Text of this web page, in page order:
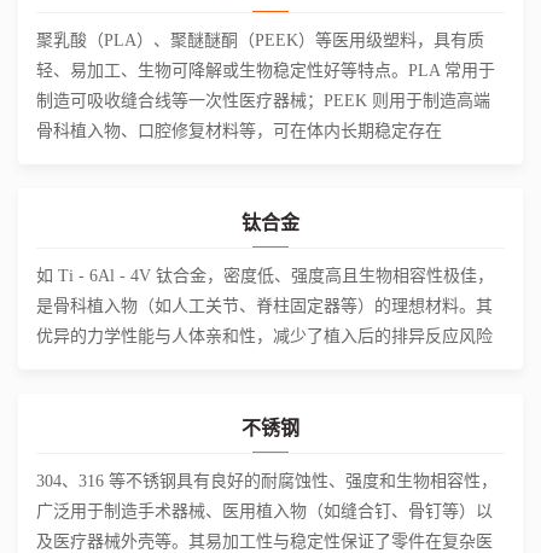
聚乳酸（PLA）、聚醚醚酮（PEEK）等医用级塑料，具有质
轻、易加工、生物可降解或生物稳定性好等特点。PLA 常用于
制造可吸收缝合线等一次性医疗器械；PEEK 则用于制造高端
骨科植入物、口腔修复材料等，可在体内长期稳定存在
钛合金
如 Ti - 6Al - 4V 钛合金，密度低、强度高且生物相容性极佳，
是骨科植入物（如人工关节、脊柱固定器等）的理想材料。其
优异的力学性能与人体亲和性，减少了植入后的排异反应风险
不锈钢
304、316 等不锈钢具有良好的耐腐蚀性、强度和生物相容性，
广泛用于制造手术器械、医用植入物（如缝合钉、骨钉等）以
及医疗器械外壳等。其易加工性与稳定性保证了零件在复杂医